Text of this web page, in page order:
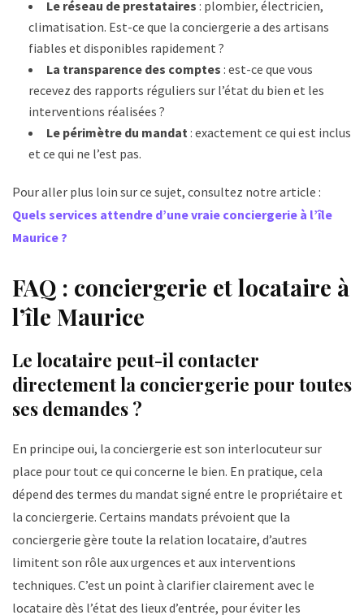
Le réseau de prestataires : plombier, électricien,
climatisation. Est-ce que la conciergerie a des artisans
fiables et disponibles rapidement ?
La transparence des comptes : est-ce que vous
recevez des rapports réguliers sur l’état du bien et les
interventions réalisées ?
Le périmètre du mandat: exactement ce qui est inclus
et ce qui ne l’est pas.
Pour aller plus loin sur ce sujet, consultez notre article :
Quels services attendre d’une vraie conciergerie à l’île
Maurice ?
FAQ : conciergerie et locataire à
l’île Maurice
Le locataire peut-il contacter
directement la conciergerie pour toutes
ses demandes ?
En principe oui, la conciergerie est son interlocuteur sur
place pour tout ce qui concerne le bien. En pratique, cela
dépend des termes du mandat signé entre le propriétaire et
la conciergerie. Certains mandats prévoient que la
conciergerie gère toute la relation locataire, d’autres
limitent son rôle aux urgences et aux interventions
techniques. C’est un point à clarifier clairement avec le
locataire dès l’état des lieux d’entrée, pour éviter les